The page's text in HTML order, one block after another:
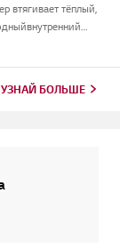
тёплый,
УЗНАЙ БОЛЬШЕ